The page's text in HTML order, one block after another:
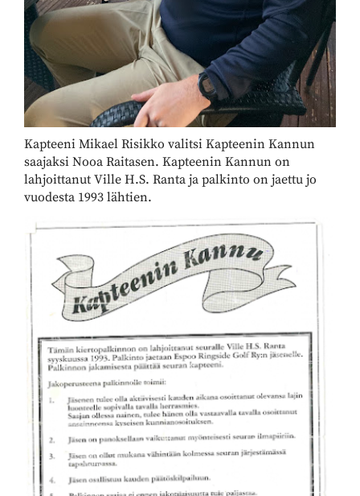
Kapteeni Mikael Risikko valitsi Kapteenin Kannun
saajaksi Nooa Raitasen. Kapteenin Kannun on
lahjoittanut Ville H.S. Ranta ja palkinto on jaettu jo
vuodesta 1993 lähtien.